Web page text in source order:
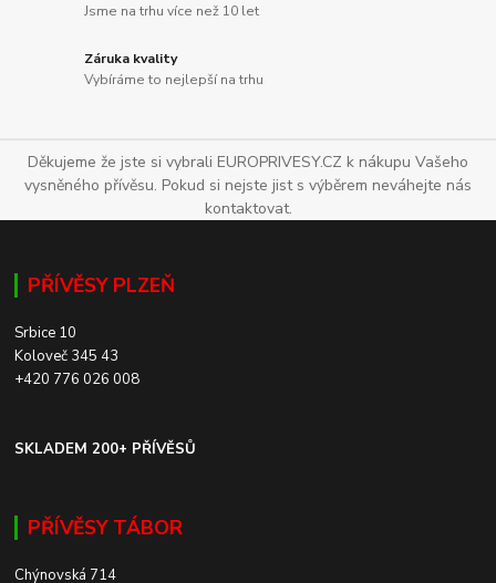
Jsme na trhu více než 10 let
Záruka kvality
Vybíráme to nejlepší na trhu
Děkujeme že jste si vybrali EUROPRIVESY.CZ k nákupu Vašeho
vysněného přívěsu. Pokud si nejste jist s výběrem neváhejte nás
kontaktovat.
PŘÍVĚSY PLZEŇ
Srbice 10
Koloveč 345 43
+420 776 026 008
SKLADEM 200+ PŘÍVĚSŮ
PŘÍVĚSY TÁBOR
Chýnovská 714